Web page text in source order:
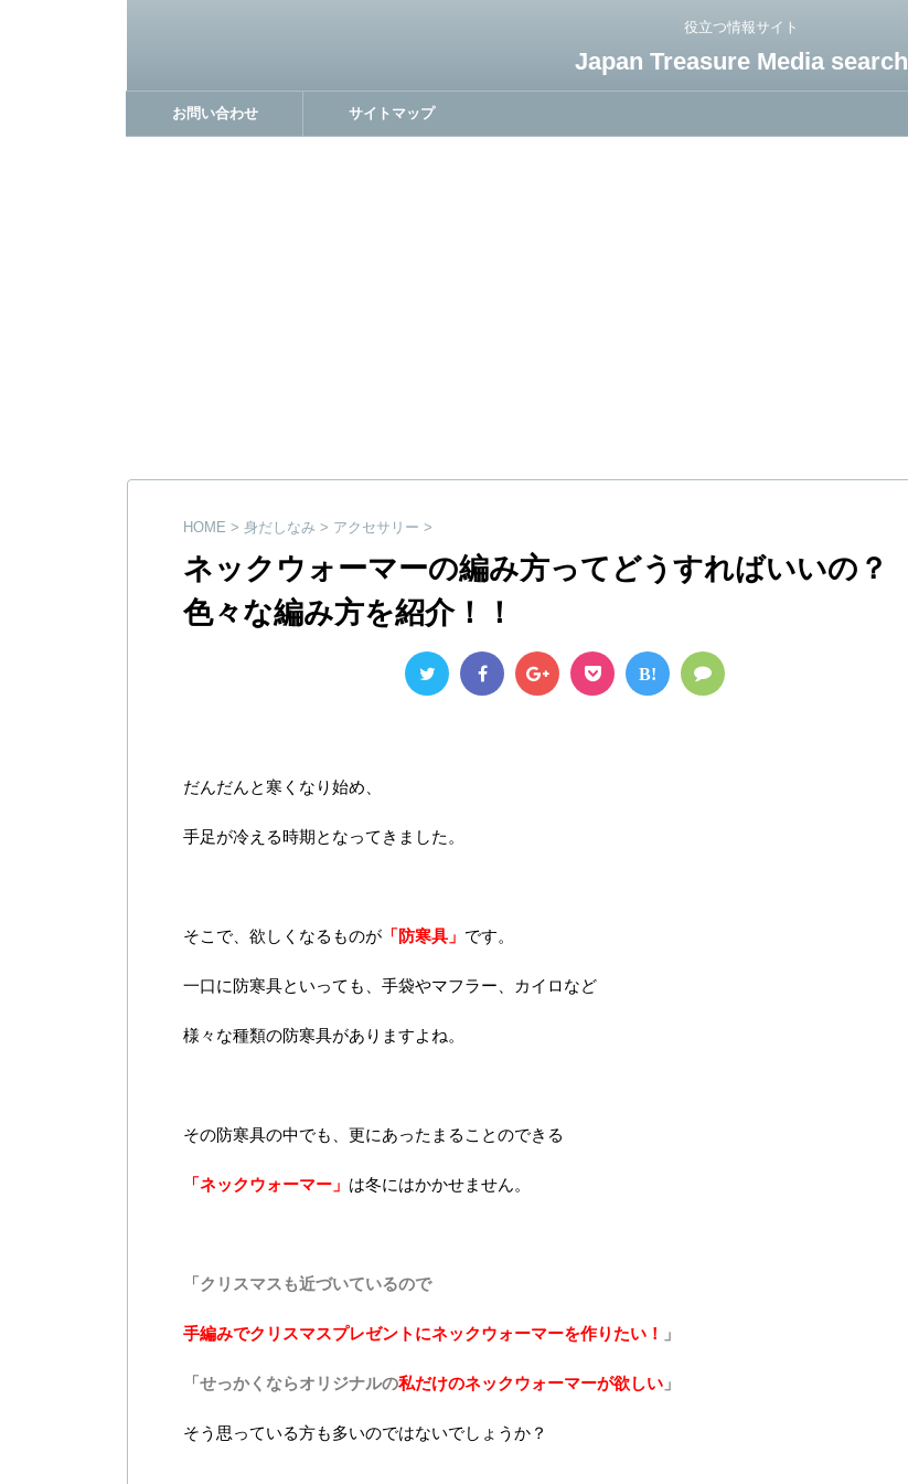
役立つ情報サイト
Japan Treasure Media search
お問い合わせ サイトマップ
HOME > 身だしなみ > アクセサリー >
ネックウォーマーの編み方ってどうすればいいの？
色々な編み方を紹介！！
B!
だんだんと寒くなり始め、
手足が冷える時期となってきました。
そこで、欲しくなるものが 「防寒具」 です。
一口に防寒具といっても、手袋やマフラー、カイロなど
様々な種類の防寒具がありますよね。
その防寒具の中でも、更にあったまることのできる
「ネックウォーマー」 は冬にはかかせません。
「クリスマスも近づいているので
手編みでクリスマスプレゼントにネックウォーマーを作りたい！ 」
「せっかくならオリジナルの私だけのネックウォーマーが欲しい 」
そう思っている方も多いのではないでしょうか？